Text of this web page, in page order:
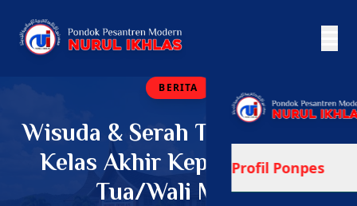
Profil Ponpes
BERITA
Wisuda & Serah Terima Santri
Kelas Akhir Kepada Orang
Tua/Wali Murid